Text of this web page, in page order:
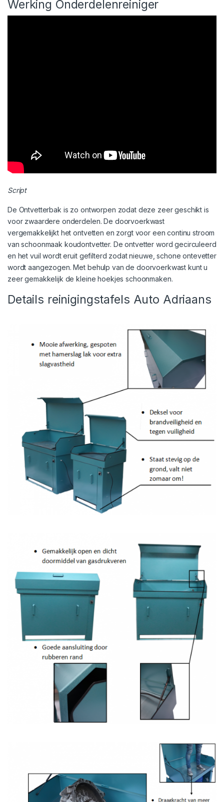
Werking Onderdelenreiniger
Script
De Ontvetterbak is zo ontworpen zodat deze zeer geschikt is
voor zwaardere onderdelen. De doorvoerkwast
vergemakkelijkt het ontvetten en zorgt voor een continu stroom
van schoonmaak koudontvetter. De ontvetter word gecirculeerd
en het vuil wordt eruit gefilterd zodat nieuwe, schone ontevetter
wordt aangezogen. Met behulp van de doorvoerkwast kunt u
zeer gemakkelijk de kleine hoekjes schoonmaken.
Details reinigingstafels Auto Adriaans